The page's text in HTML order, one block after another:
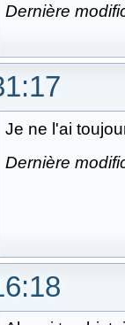
Dernière
Je ne l'ai
Dernière